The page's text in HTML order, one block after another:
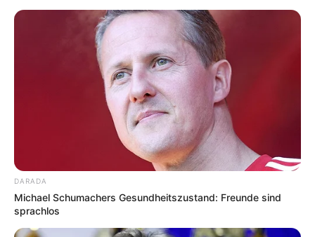
Bahnhof Probstzella war zwischen 1949 und 1990
eine DDR-Grenzstation. Annähernd zwanzig
Millionen Reisende wurden hier von
Paßkontrolleuren und Zöllnern kontrolliert,
gedemütigt, schikaniert. Die Ausstellung klärt auf
über die in der DDR verweigerte Ausreisefreiheit.
Über das schikanöse Kontrollregime an der Grenze.
Über das Wesen der DDR-Westgrenze als Mauer
eines Gefängnisstaates. Sie erzählt von
gescheiterten und geglückten Fluchtversuchen über
die Bahnhofsgeschichte von 1945 bis 1990. In
DARADA
Michael Schumachers Gesundheitszustand: Freunde sind
sprachlos